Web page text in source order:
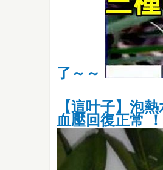
了～～
【這叶子】泡
血壓回復正常 ！